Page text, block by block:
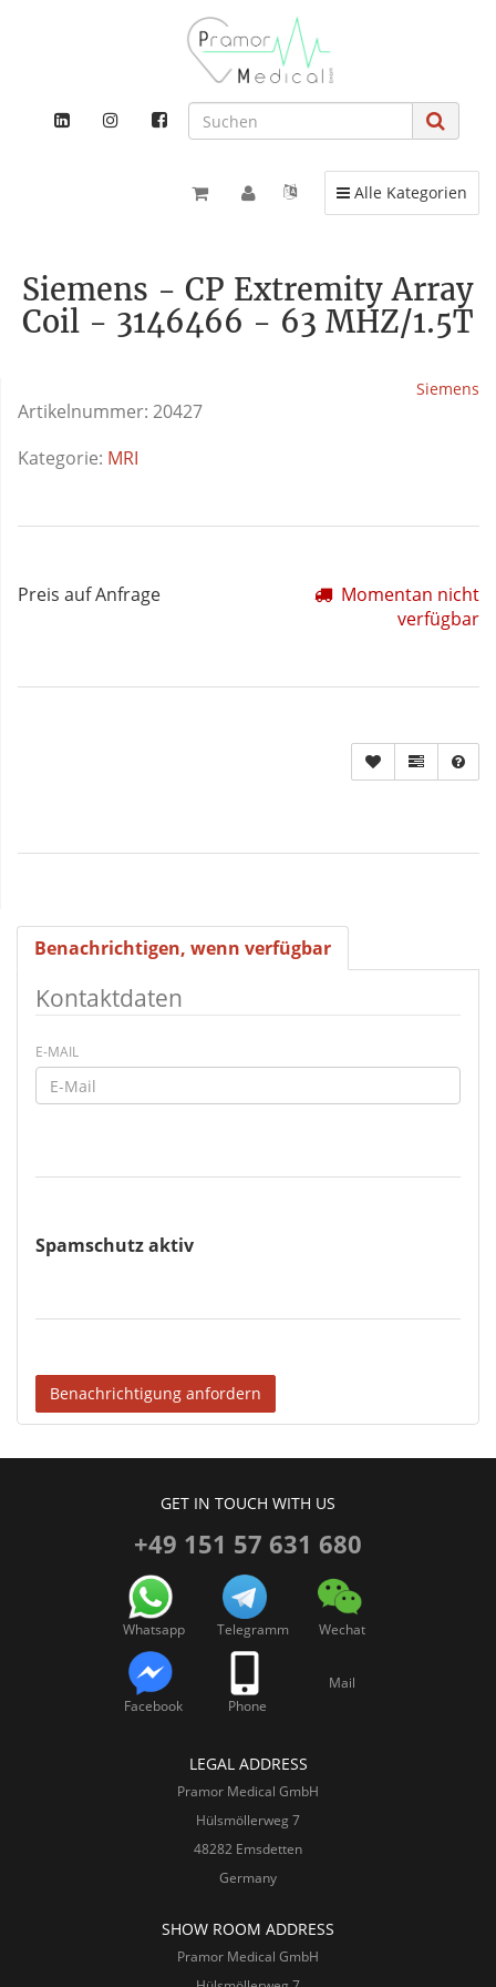
Toggle navigation
Alle Kategorien
Siemens - CP Extremity Array
Coil - 3146466 - 63 MHZ/1.5T
Siemens
Artikelnummer: 20427
Kategorie: MRI
Preis auf Anfrage
Momentan nicht
verfügbar
Benachrichtigen, wenn verfügbar
Kontaktdaten
E-MAIL
Spamschutz aktiv
Benachrichtigung anfordern
GET IN TOUCH WITH US
+49 151 57 631 680
Whatsapp Telegramm Wechat
Facebook Phone
Mail
LEGAL ADDRESS
Pramor Medical GmbH
Hülsmöllerweg 7
48282 Emsdetten
Germany
SHOW ROOM ADDRESS
Pramor Medical GmbH